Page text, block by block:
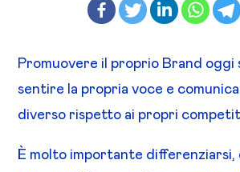
Promuovere il proprio Brand oggi
sentire la propria voce e
diverso rispetto ai propri
È molto importante differenziarsi,